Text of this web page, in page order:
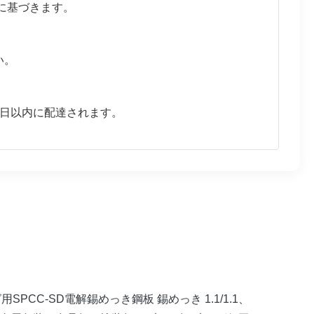
づきます。
以内に配達されます。
SPCC-SD電解錫めっき鋼板 錫めっき 1.1/1.1、